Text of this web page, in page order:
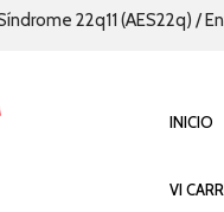
22q11 (AES22q) /
INICIO
VI